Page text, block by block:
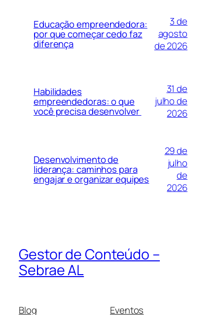
Educação empreendedora:
por que começar cedo faz
diferença
3 de
agosto
de 2026
Habilidades
empreendedoras: o que
você precisa desenvolver
31 de
julho de
2026
Desenvolvimento de
liderança: caminhos para
engajar e organizar equipes
29 de
julho
de
2026
Gestor de Conteúdo –
Sebrae AL
Blog Eventos